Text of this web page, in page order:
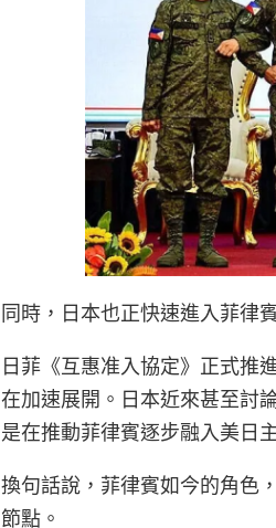
同時，日本也正快速進入菲律
日菲《互惠准入協定》正式推
在加速展開。日本近來甚至討
是在推動菲律賓逐步融入美日
換句話說，菲律賓如今的角色
節點。